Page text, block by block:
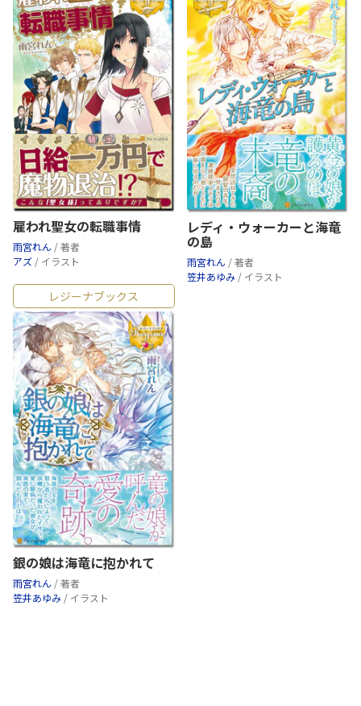
雇われ聖女の転職事情
雨宮れん / 著者
アズ / イラスト
レディ・ウォーカーと海竜
の島
雨宮れん / 著者
笠井あゆみ / イラスト
レジーナブックス
銀の娘は海竜に抱かれて
雨宮れん / 著者
笠井あゆみ / イラスト